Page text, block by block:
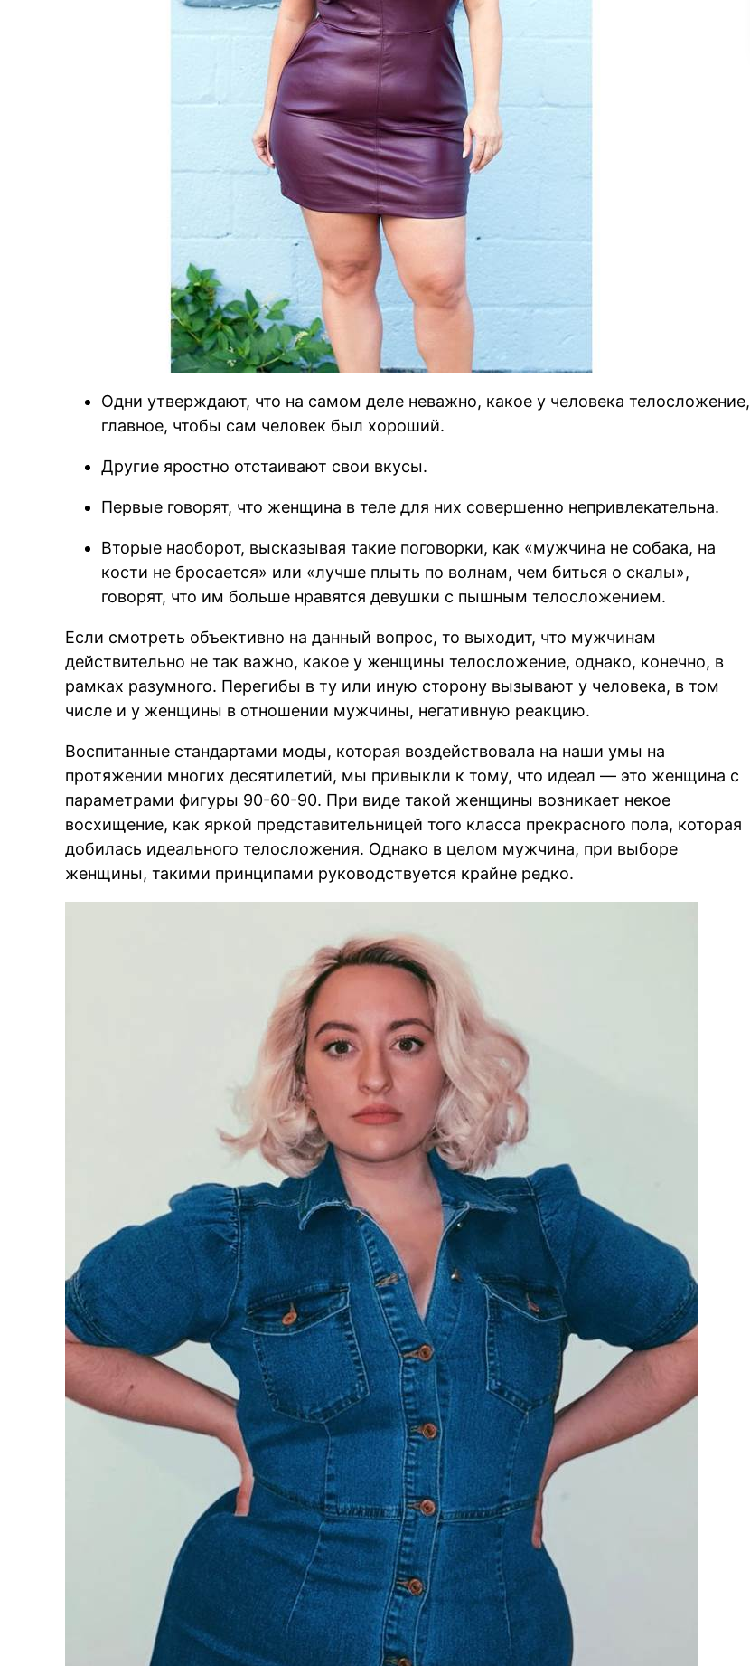
Одни утверждают, что на самом деле неважно, какое у человека телосложение,
главное, чтобы сам человек был хороший.
Другие яростно отстаивают свои вкусы.
Первые говорят, что женщина в теле для них совершенно непривлекательна.
Вторые наоборот, высказывая такие поговорки, как «мужчина не собака, на
кости не бросается» или «лучше плыть по волнам, чем биться о скалы»,
говорят, что им больше нравятся девушки с пышным телосложением.
Если смотреть объективно на данный вопрос, то выходит, что мужчинам
действительно не так важно, какое у женщины телосложение, однако, конечно, в
рамках разумного. Перегибы в ту или иную сторону вызывают у человека, в том
числе и у женщины в отношении мужчины, негативную реакцию.
Воспитанные стандартами моды, которая воздействовала на наши умы на
протяжении многих десятилетий, мы привыкли к тому, что идеал — это женщина с
параметрами фигуры 90-60-90. При виде такой женщины возникает некое
восхищение, как яркой представительницей того класса прекрасного пола, которая
добилась идеального телосложения. Однако в целом мужчина, при выборе
женщины, такими принципами руководствуется крайне редко.